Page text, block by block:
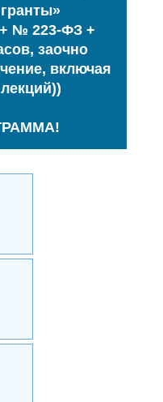
№ 223-ФЗ +
заочно
включая